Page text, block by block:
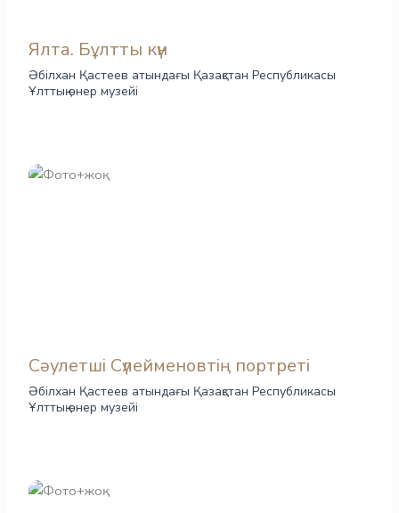
Ялта. Бұлтты күн
Әбілхан Қастеев атындағы Қазақстан Республикасы
Ұлттық өнер музейі
Сәулетші Сүлейменовтің портреті
Әбілхан Қастеев атындағы Қазақстан Республикасы
Ұлттық өнер музейі